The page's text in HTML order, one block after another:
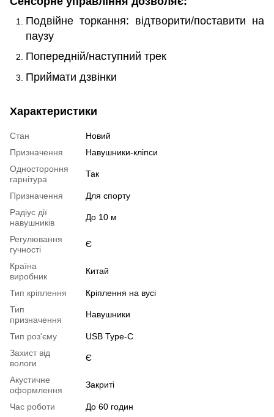
Подвійне торкання: відтворити/поставити на
паузу
Попередній/наступний трек
Приймати дзвінки
Характеристики
Стан
Новий
Призначення
Навушники-кліпси
Одностороння
гарнітура
Так
Призначення
Для спорту
Радіус дії
навушників
До 10 м
Регулювання
гучності
Є
Країна
виробник
Китай
Тип кріплення
Кріплення на вусі
Тип
призначення
Навушники
Тип роз'єму
USB Type-C
Захист від
вологи
Є
Акустичне
оформлення
Закриті
Час роботи
До 60 годин